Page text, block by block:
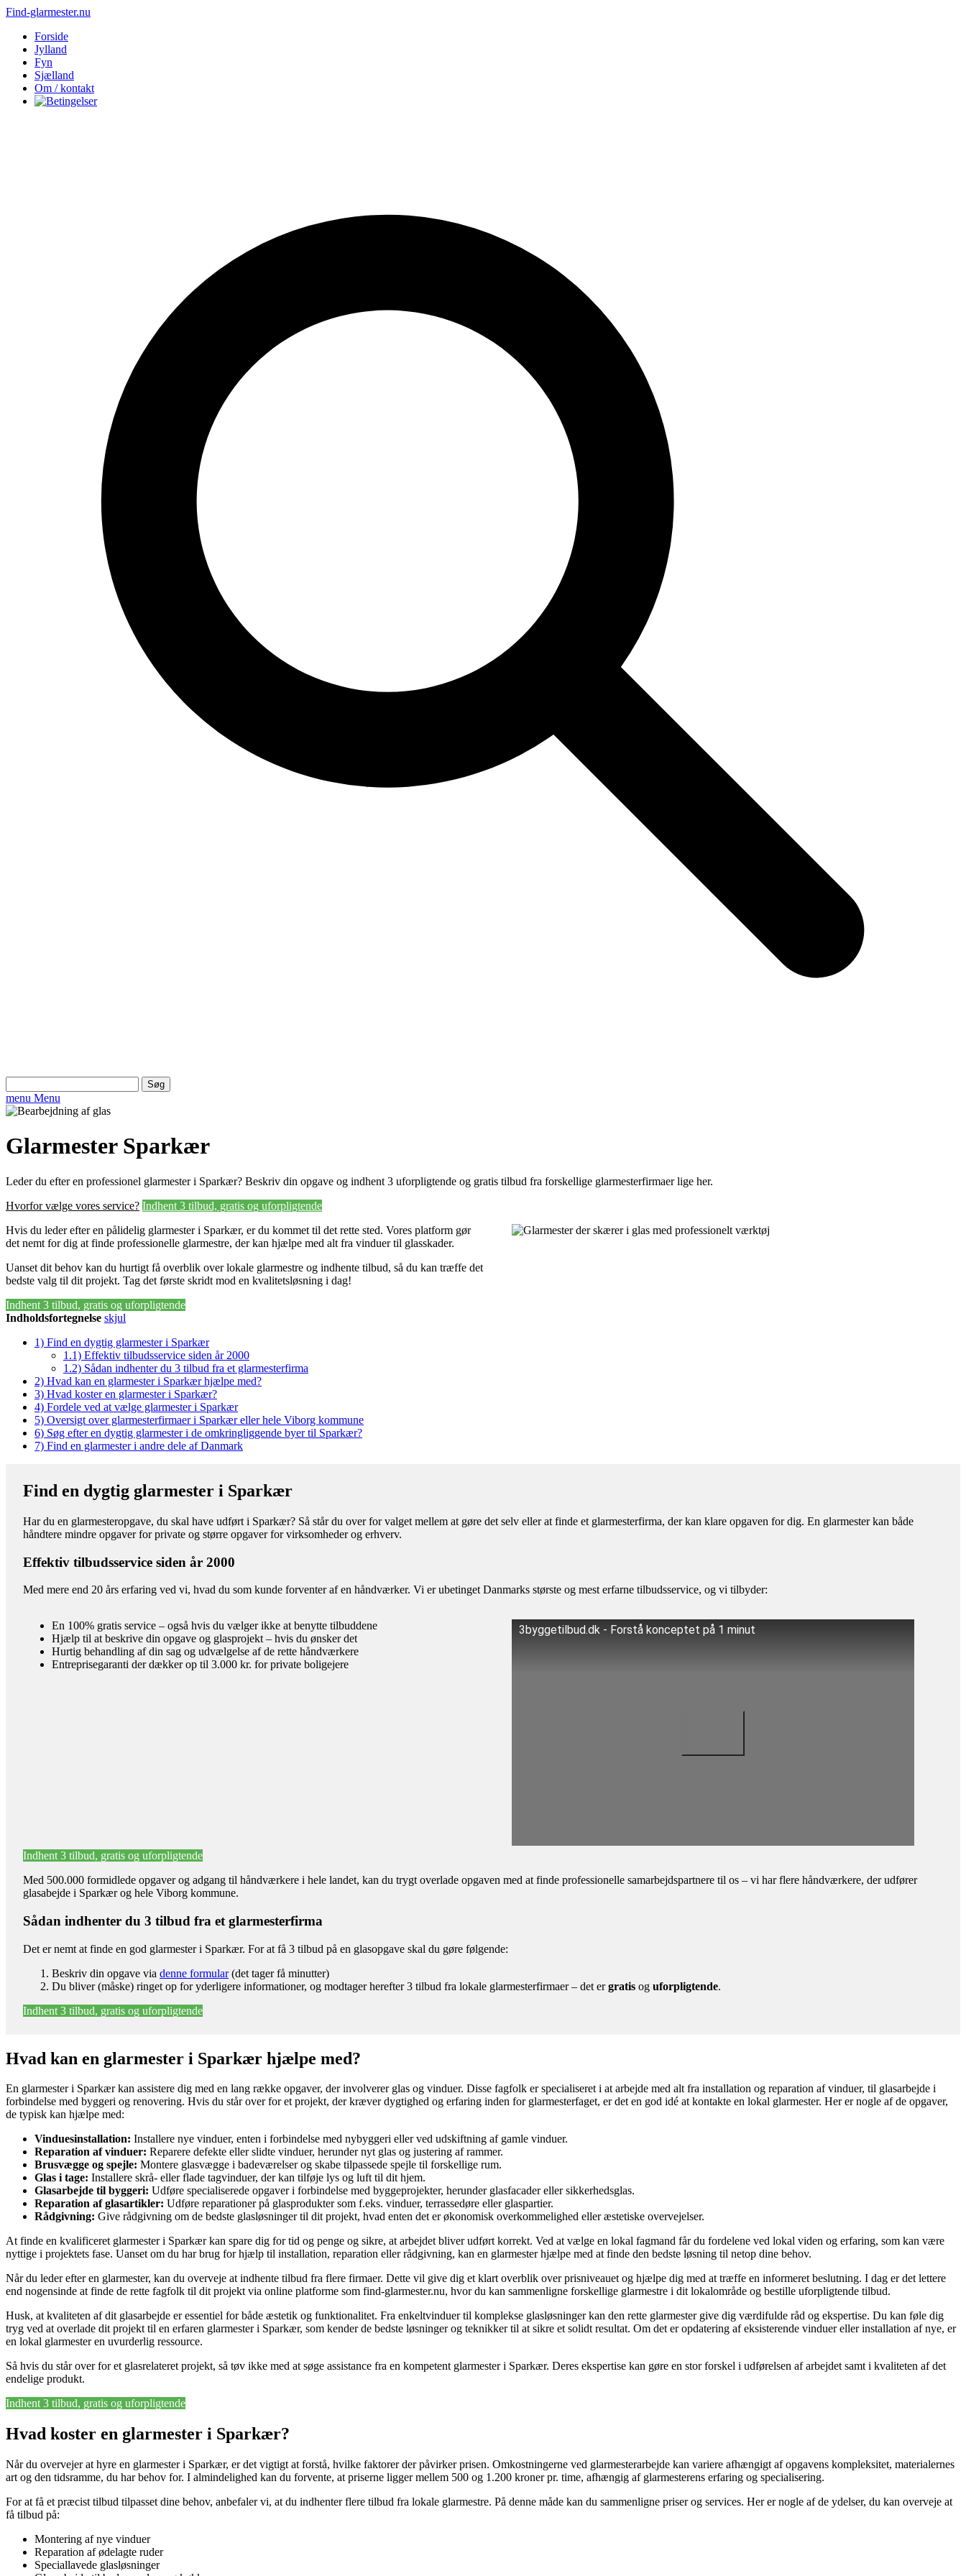
Find-glarmester.nu
Forside
Jylland
Fyn
Sjælland
Om / kontakt
efter:
menu Menu
Glarmester Sparkær
Leder du efter en professionel glarmester i Sparkær? Beskriv din opgave og indhent 3 uforpligtende og gratis tilbud fra forskellige glarmesterfirmaer lige her.
Hvorfor vælge vores service? Indhent 3 tilbud, gratis og uforpligtende
Hvis du leder efter en pålidelig glarmester i Sparkær, er du kommet til det rette sted. Vores platform gør
det nemt for dig at finde professionelle glarmestre, der kan hjælpe med alt fra vinduer til glasskader.
Uanset dit behov kan du hurtigt få overblik over lokale glarmestre og indhente tilbud, så du kan træffe det
bedste valg til dit projekt. Tag det første skridt mod en kvalitetsløsning i dag!
Indhent 3 tilbud, gratis og uforpligtende
Indholdsfortegnelse skjul
1) Find en dygtig glarmester i Sparkær
1.1) Effektiv tilbudsservice siden år 2000
1.2) Sådan indhenter du 3 tilbud fra et glarmesterfirma
2) Hvad kan en glarmester i Sparkær hjælpe med?
3) Hvad koster en glarmester i Sparkær?
4) Fordele ved at vælge glarmester i Sparkær
5) Oversigt over glarmesterfirmaer i Sparkær eller hele Viborg kommune
6) Søg efter en dygtig glarmester i de omkringliggende byer til Sparkær?
7) Find en glarmester i andre dele af Danmark
Find en dygtig glarmester i Sparkær
Har du en glarmesteropgave, du skal have udført i Sparkær? Så står du over for valget mellem at gøre det selv eller at finde et glarmesterfirma, der kan klare opgaven for dig. En glarmester kan både
håndtere mindre opgaver for private og større opgaver for virksomheder og erhverv.
Effektiv tilbudsservice siden år 2000
Med mere end 20 års erfaring ved vi, hvad du som kunde forventer af en håndværker. Vi er ubetinget Danmarks største og mest erfarne tilbudsservice, og vi tilbyder:
En 100% gratis service – også hvis du vælger ikke at benytte tilbuddene
Hjælp til at beskrive din opgave og glasprojekt – hvis du ønsker det
Hurtig behandling af din sag og udvælgelse af de rette håndværkere
Entreprisegaranti der dækker op til 3.000 kr. for private boligejere
3byggetilbud.dk - Forstå konceptet på 1 minut
Indhent 3 tilbud, gratis og uforpligtende
Med 500.000 formidlede opgaver og adgang til håndværkere i hele landet, kan du trygt overlade opgaven med at finde professionelle samarbejdspartnere til os – vi har flere håndværkere, der udfører
glasabejde i Sparkær og hele Viborg kommune.
Sådan indhenter du 3 tilbud fra et glarmesterfirma
Det er nemt at finde en god glarmester i Sparkær. For at få 3 tilbud på en glasopgave skal du gøre følgende:
Beskriv din opgave via denne formular(det tager få minutter)
Du bliver (måske) ringet op for yderligere informationer, og modtager herefter 3 tilbud fra lokale glarmesterfirmaer – det ergratis og uforpligtende.
Indhent 3 tilbud, gratis og uforpligtende
Hvad kan en glarmester i Sparkær hjælpe med?
En glarmester i Sparkær kan assistere dig med en lang række opgaver, der involverer glas og vinduer. Disse fagfolk er specialiseret i at arbejde med alt fra installation og reparation af vinduer, til glasarbejde i
forbindelse med byggeri og renovering. Hvis du står over for et projekt, der kræver dygtighed og erfaring inden for glarmesterfaget, er det en god idé at kontakte en lokal glarmester. Her er nogle af de opgaver,
de typisk kan hjælpe med:
Vinduesinstallation: Installere nye vinduer, enten i forbindelse med nybyggeri eller ved udskiftning af gamle vinduer.
Reparation af vinduer: Reparere defekte eller slidte vinduer, herunder nyt glas og justering af rammer.
Brusvægge og spejle: Montere glasvægge i badeværelser og skabe tilpassede spejle til forskellige rum.
Glas i tage: Installere skrå- eller flade tagvinduer, der kan tilføje lys og luft til dit hjem.
Glasarbejde til byggeri: Udføre specialiserede opgaver i forbindelse med byggeprojekter, herunder glasfacader eller sikkerhedsglas.
Reparation af glasartikler: Udføre reparationer på glasprodukter som f.eks. vinduer, terrassedøre eller glaspartier.
Rådgivning: Give rådgivning om de bedste glasløsninger til dit projekt, hvad enten det er økonomisk overkommelighed eller æstetiske overvejelser.
At finde en kvalificeret glarmester i Sparkær kan spare dig for tid og penge og sikre, at arbejdet bliver udført korrekt. Ved at vælge en lokal fagmand får du fordelene ved lokal viden og erfaring, som kan være
nyttige i projektets fase. Uanset om du har brug for hjælp til installation, reparation eller rådgivning, kan en glarmester hjælpe med at finde den bedste løsning til netop dine behov.
Når du leder efter en glarmester, kan du overveje at indhente tilbud fra flere firmaer. Dette vil give dig et klart overblik over prisniveauet og hjælpe dig med at træffe en informeret beslutning. I dag er det lettere
end nogensinde at finde de rette fagfolk til dit projekt via online platforme som find-glarmester.nu, hvor du kan sammenligne forskellige glarmestre i dit lokalområde og bestille uforpligtende tilbud.
Husk, at kvaliteten af dit glasarbejde er essentiel for både æstetik og funktionalitet. Fra enkeltvinduer til komplekse glasløsninger kan den rette glarmester give dig værdifulde råd og ekspertise. Du kan føle dig
tryg ved at overlade dit projekt til en erfaren glarmester i Sparkær, som kender de bedste løsninger og teknikker til at sikre et solidt resultat. Om det er opdatering af eksisterende vinduer eller installation af nye, er
en lokal glarmester en uvurderlig ressource.
Så hvis du står over for et glasrelateret projekt, så tøv ikke med at søge assistance fra en kompetent glarmester i Sparkær. Deres ekspertise kan gøre en stor forskel i udførelsen af arbejdet samt i kvaliteten af det
endelige produkt.
Indhent 3 tilbud, gratis og uforpligtende
Hvad koster en glarmester i Sparkær?
Når du overvejer at hyre en glarmester i Sparkær, er det vigtigt at forstå, hvilke faktorer der påvirker prisen. Omkostningerne ved glarmesterarbejde kan variere afhængigt af opgavens kompleksitet, materialernes
art og den tidsramme, du har behov for. I almindelighed kan du forvente, at priserne ligger mellem 500 og 1.200 kroner pr. time, afhængig af glarmesterens erfaring og specialisering.
For at få et præcist tilbud tilpasset dine behov, anbefaler vi, at du indhenter flere tilbud fra lokale glarmestre. På denne måde kan du sammenligne priser og services. Her er nogle af de ydelser, du kan overveje at
få tilbud på:
Montering af nye vinduer
Reparation af ødelagte ruder
Speciallavede glasløsninger